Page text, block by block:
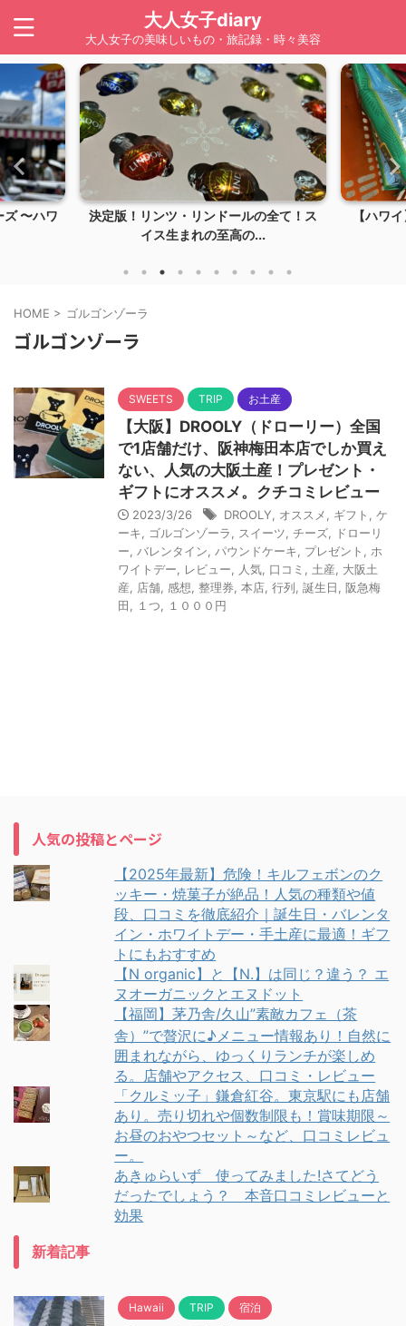
大人女子diary
大人女子の美味しいもの・旅記録・時々美容
〜ハワ
決定版！リンツ・リンドールの全て！ス
イス生まれの至高の...
【ハワ
HOME > ゴルゴンゾーラ
ゴルゴンゾーラ
SWEETS TRIP お土産
【大阪】DROOLY（ドローリー）全国
で1店舗だけ、阪神梅田本店でしか買え
ない、人気の大阪土産！プレゼント・
ギフトにオススメ。クチコミレビュー
2023/3/26 DROOLY オススメ ギフト
ケ
ーキ
ゴルゴンゾーラ スイーツ チーズ
ドローリ
ー
バレンタイン パウンドケーキ プレゼント
ホ
ワイトデー
レビュー 人気 口コミ 土産
大阪土
産
店舗 感想 整理券 本店 行列 誕生日
阪急梅
田
１つ １０００円
人気の投稿とページ
【2025年最新】危険！キルフェボンのク
ッキー・焼菓子が絶品！人気の種類や値
段、口コミを徹底紹介｜誕生日・バレンタ
イン・ホワイトデー・手土産に最適！ギフ
トにもおすすめ
【N organic】と【N.】は同じ？違う？ エ
ヌオーガニックとエヌドット
【福岡】茅乃舎/久山”素敵カフェ（茶
舎）”で贅沢に♪メニュー情報あり！自然に
囲まれながら、ゆっくりランチが楽しめ
る。店舗やアクセス、口コミ・レビュー
「クルミッ子」鎌倉紅谷。東京駅にも店舗
あり。売り切れや個数制限も！賞味期限～
お昼のおやつセット～など、口コミレビュ
ー。
あきゅらいず 使ってみました!さてどう
だったでしょう？ 本音口コミレビューと
効果
新着記事
Hawaii TRIP 宿泊